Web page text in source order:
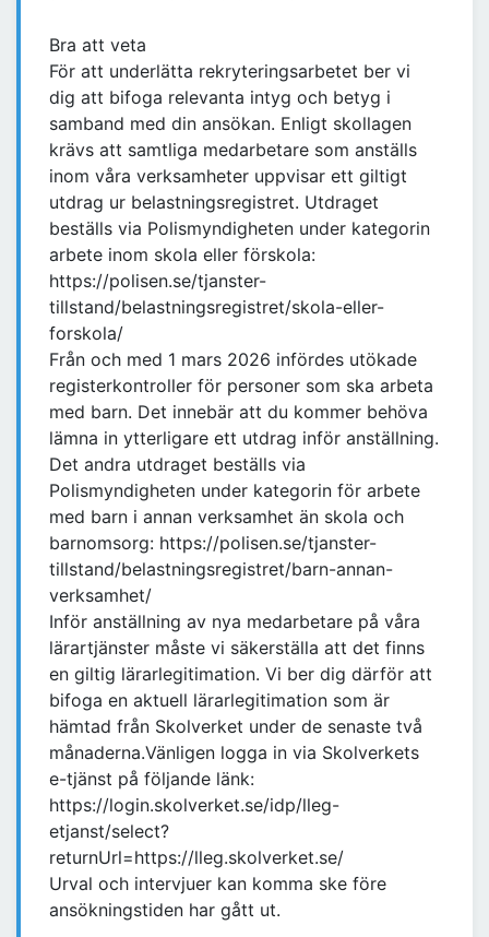
Bra att veta
För att underlätta rekryteringsarbetet ber vi
dig att bifoga relevanta intyg och betyg i
samband med din ansökan. Enligt skollagen
krävs att samtliga medarbetare som anställs
inom våra verksamheter uppvisar ett giltigt
utdrag ur belastningsregistret. Utdraget
beställs via Polismyndigheten under kategorin
arbete inom skola eller förskola:
https://polisen.se/tjanster-
tillstand/belastningsregistret/skola-eller-
forskola/
Från och med 1 mars 2026 infördes utökade
registerkontroller för personer som ska arbeta
med barn. Det innebär att du kommer behöva
lämna in ytterligare ett utdrag inför anställning.
Det andra utdraget beställs via
Polismyndigheten under kategorin för arbete
med barn i annan verksamhet än skola och
barnomsorg: https://polisen.se/tjanster-
tillstand/belastningsregistret/barn-annan-
verksamhet/
Inför anställning av nya medarbetare på våra
lärartjänster måste vi säkerställa att det finns
en giltig lärarlegitimation. Vi ber dig därför att
bifoga en aktuell lärarlegitimation som är
hämtad från Skolverket under de senaste två
månaderna.Vänligen logga in via Skolverkets
e-tjänst på följande länk:
https://login.skolverket.se/idp/lleg-
etjanst/select?
returnUrl=https://lleg.skolverket.se/
Urval och intervjuer kan komma ske före
ansökningstiden har gått ut.